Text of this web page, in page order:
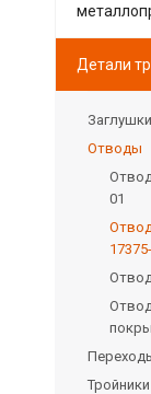
Детали
Заглушки
Отводы
01
Тройники